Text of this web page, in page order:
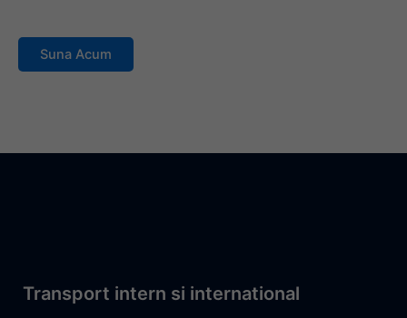
Suna Acum
Transport intern si international